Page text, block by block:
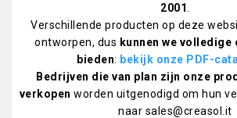
2001
Verschillende producten op deze
ontworpen, dus kunnen we volledige
bieden: bekijk onze PDF-
Bedrijven die van plan zijn onze
verkopen worden uitgenodigd om hun
naar sales@creasol.it